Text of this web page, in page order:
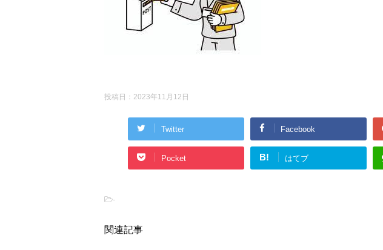
投稿日： 2023年11月12日
Twitter Facebook
Pocket B! はてブ
-
関連記事